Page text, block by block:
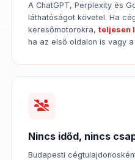
A ChatGPT, Perplexity és
láthatóságot követel. Ha
keresőmotorokra, teljesen
ha az első oldalon is vagy
Nincs időd, nincs
Budapesti